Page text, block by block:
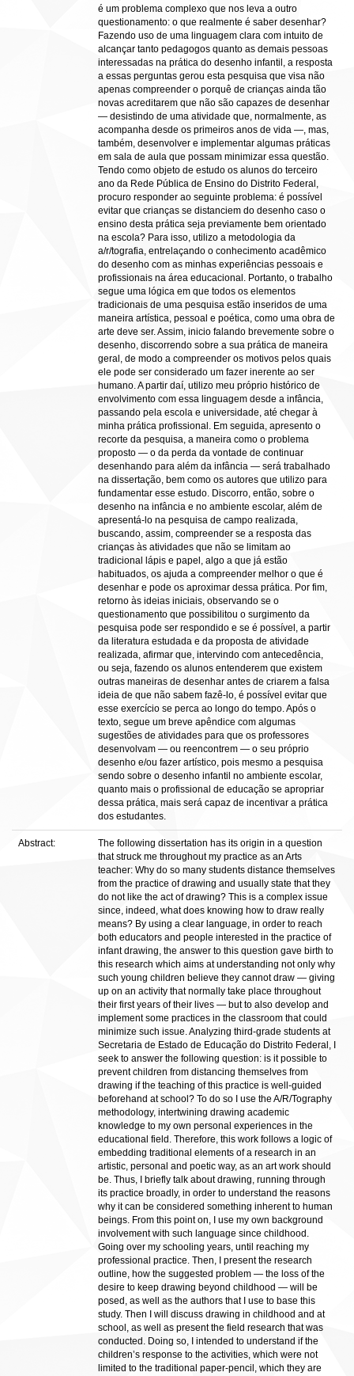
é um problema complexo que nos leva a outro
questionamento: o que realmente é saber desenhar?
Fazendo uso de uma linguagem clara com intuito de
alcançar tanto pedagogos quanto as demais pessoas
interessadas na prática do desenho infantil, a resposta
a essas perguntas gerou esta pesquisa que visa não
apenas compreender o porquê de crianças ainda tão
novas acreditarem que não são capazes de desenhar
— desistindo de uma atividade que, normalmente, as
acompanha desde os primeiros anos de vida —, mas,
também, desenvolver e implementar algumas práticas
em sala de aula que possam minimizar essa questão.
Tendo como objeto de estudo os alunos do terceiro
ano da Rede Pública de Ensino do Distrito Federal,
procuro responder ao seguinte problema: é possível
evitar que crianças se distanciem do desenho caso o
ensino desta prática seja previamente bem orientado
na escola? Para isso, utilizo a metodologia da
a/r/tografia, entrelaçando o conhecimento acadêmico
do desenho com as minhas experiências pessoais e
profissionais na área educacional. Portanto, o trabalho
segue uma lógica em que todos os elementos
tradicionais de uma pesquisa estão inseridos de uma
maneira artística, pessoal e poética, como uma obra de
arte deve ser. Assim, inicio falando brevemente sobre o
desenho, discorrendo sobre a sua prática de maneira
geral, de modo a compreender os motivos pelos quais
ele pode ser considerado um fazer inerente ao ser
humano. A partir daí, utilizo meu próprio histórico de
envolvimento com essa linguagem desde a infância,
passando pela escola e universidade, até chegar à
minha prática profissional. Em seguida, apresento o
recorte da pesquisa, a maneira como o problema
proposto — o da perda da vontade de continuar
desenhando para além da infância — será trabalhado
na dissertação, bem como os autores que utilizo para
fundamentar esse estudo. Discorro, então, sobre o
desenho na infância e no ambiente escolar, além de
apresentá-lo na pesquisa de campo realizada,
buscando, assim, compreender se a resposta das
crianças às atividades que não se limitam ao
tradicional lápis e papel, algo a que já estão
habituados, os ajuda a compreender melhor o que é
desenhar e pode os aproximar dessa prática. Por fim,
retorno às ideias iniciais, observando se o
questionamento que possibilitou o surgimento da
pesquisa pode ser respondido e se é possível, a partir
da literatura estudada e da proposta de atividade
realizada, afirmar que, intervindo com antecedência,
ou seja, fazendo os alunos entenderem que existem
outras maneiras de desenhar antes de criarem a falsa
ideia de que não sabem fazê-lo, é possível evitar que
esse exercício se perca ao longo do tempo. Após o
texto, segue um breve apêndice com algumas
sugestões de atividades para que os professores
desenvolvam — ou reencontrem — o seu próprio
desenho e/ou fazer artístico, pois mesmo a pesquisa
sendo sobre o desenho infantil no ambiente escolar,
quanto mais o profissional de educação se apropriar
dessa prática, mais será capaz de incentivar a prática
dos estudantes.
Abstract:
The following dissertation has its origin in a question
that struck me throughout my practice as an Arts
teacher: Why do so many students distance themselves
from the practice of drawing and usually state that they
do not like the act of drawing? This is a complex issue
since, indeed, what does knowing how to draw really
means? By using a clear language, in order to reach
both educators and people interested in the practice of
infant drawing, the answer to this question gave birth to
this research which aims at understanding not only why
such young children believe they cannot draw — giving
up on an activity that normally take place throughout
their first years of their lives — but to also develop and
implement some practices in the classroom that could
minimize such issue. Analyzing third-grade students at
Secretaria de Estado de Educação do Distrito Federal, I
seek to answer the following question: is it possible to
prevent children from distancing themselves from
drawing if the teaching of this practice is well-guided
beforehand at school? To do so I use the A/R/Tography
methodology, intertwining drawing academic
knowledge to my own personal experiences in the
educational field. Therefore, this work follows a logic of
embedding traditional elements of a research in an
artistic, personal and poetic way, as an art work should
be. Thus, I briefly talk about drawing, running through
its practice broadly, in order to understand the reasons
why it can be considered something inherent to human
beings. From this point on, I use my own background
involvement with such language since childhood.
Going over my schooling years, until reaching my
professional practice. Then, I present the research
outline, how the suggested problem — the loss of the
desire to keep drawing beyond childhood — will be
posed, as well as the authors that I use to base this
study. Then I will discuss drawing in childhood and at
school, as well as present the field research that was
conducted. Doing so, I intended to understand if the
children’s response to the activities, which were not
limited to the traditional paper-pencil, which they are